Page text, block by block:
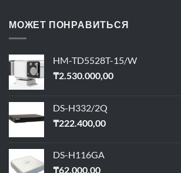
МОЖЕТ ПОНРАВИТЬСЯ
HM-TD5528T-15/W
₸2.530.000,00
DS-H332/2Q
₸222.400,00
DS-H116GA
₸62.000,00